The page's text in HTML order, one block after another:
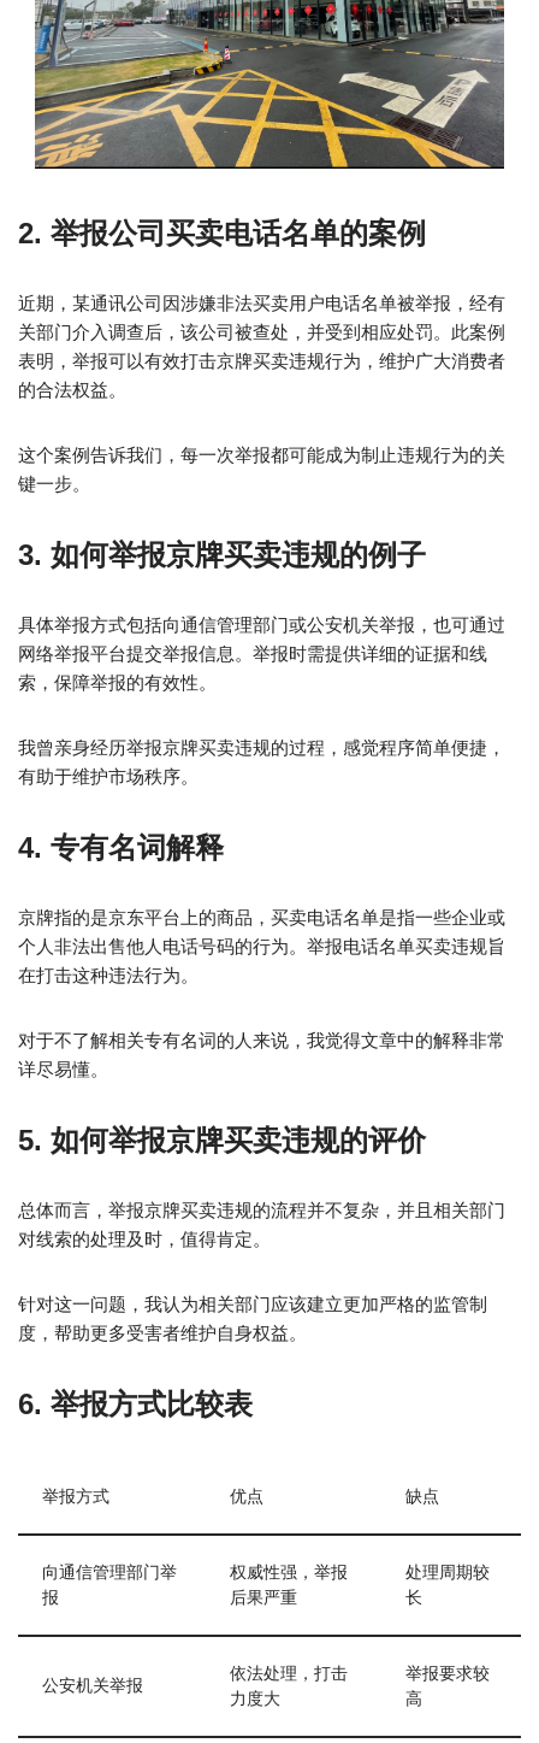
2. 举报公司买卖电话名单的案例
近期，某通讯公司因涉嫌非法买卖用户电话名单被举报，经有
关部门介入调查后，该公司被查处，并受到相应处罚。此案例
表明，举报可以有效打击京牌买卖违规行为，维护广大消费者
的合法权益。
这个案例告诉我们，每一次举报都可能成为制止违规行为的关
键一步。
3. 如何举报京牌买卖违规的例子
具体举报方式包括向通信管理部门或公安机关举报，也可通过
网络举报平台提交举报信息。举报时需提供详细的证据和线
索，保障举报的有效性。
我曾亲身经历举报京牌买卖违规的过程，感觉程序简单便捷，
有助于维护市场秩序。
4. 专有名词解释
京牌指的是京东平台上的商品，买卖电话名单是指一些企业或
个人非法出售他人电话号码的行为。举报电话名单买卖违规旨
在打击这种违法行为。
对于不了解相关专有名词的人来说，我觉得文章中的解释非常
详尽易懂。
5. 如何举报京牌买卖违规的评价
总体而言，举报京牌买卖违规的流程并不复杂，并且相关部门
对线索的处理及时，值得肯定。
针对这一问题，我认为相关部门应该建立更加严格的监管制
度，帮助更多受害者维护自身权益。
6. 举报方式比较表
举报方式 优点 缺点
向通信管理部门举
报
权威性强，举报
后果严重
处理周期较
长
公安机关举报
依法处理，打击
力度大
举报要求较
高